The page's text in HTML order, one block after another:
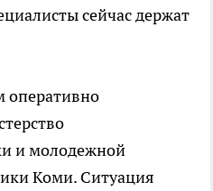
сейчас держат
и молодежной
Коми. Ситуация